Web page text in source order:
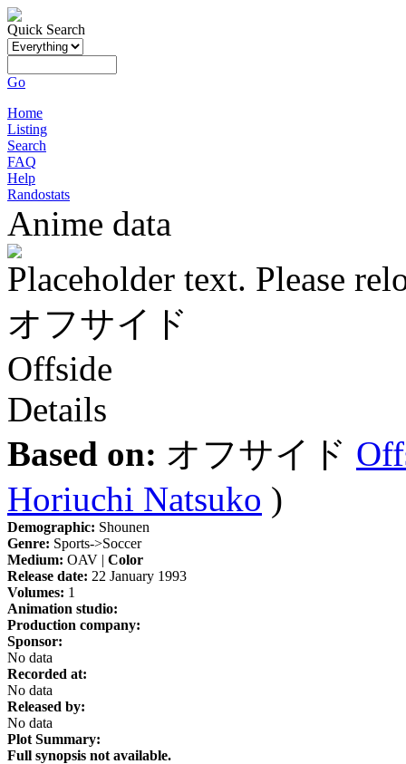
Quick Search
Go
Home
Listing
Search
FAQ
Help
Randostats
Anime data
Placeholder text. Please
オフサイド
Offside
Details
Based on: オフサイド
Horiuchi Natsuko )
Demographic: Shounen
Genre: Sports->Soccer
Medium: OAV | Color
Release date: 22 January 1993
Volumes: 1
Animation studio:
Production company:
Sponsor:
No data
Recorded at:
No data
Released by:
No data
Plot Summary:
Full synopsis not available.